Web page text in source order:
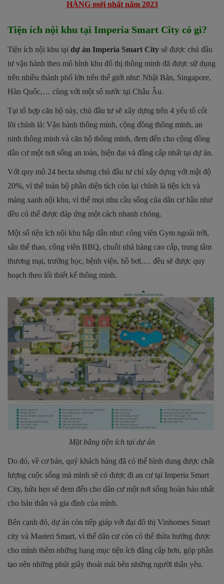
HÀNG mới nhất năm 2023
Tiện ích nội khu tại Imperia Smart City có gì?
Tiện ích nội khu tại dự án Imperia Smart City sẽ được chủ đầu
tư vận hành theo mô hình khu đô thị thông minh đã được sử dụng
trên nhiều thành phố lớn trên thế giới như: Nhật Bản, Singapore,
Hàn Quốc,… cùng với một số nước tại Châu Âu.
Tại tổ hợp căn hộ này, chủ đầu tư sẽ xây dựng trên 4 yếu tố cốt
lõi chính là: Vận hành thông minh, cộng đồng thông minh, an
ninh thông minh và căn hộ thông minh, đem đến cho cộng đồng
dân cư một nơi sống an toàn, hiện đại và đẳng cấp nhất tại dự án.
Với quy mô 24 hecta nhưng chủ đầu tư chỉ xây dựng với mật độ
20%, vì thế toàn bộ phần diện tích còn lại chính là tiện ích và
mảng xanh nội khu, vì thế mọi nhu cầu sống của dân cư hầu như
đều có thể được đáp ứng một cách nhanh chóng.
Một số tiện ích nội khu hấp dẫn như: công viên Gym ngoài trời,
sân thể thao, công viên BBQ, chuỗi nhà hàng cao cấp, trung tâm
thương mại, trường học, bệnh viện, hồ bơi,… đều sẽ được quy
hoạch theo lối thiết kế thông minh.
Mặt bằng tiện ích tại dự án
Do đó, về cơ bản, quý khách hàng đã có thể hình dung được chất
lượng cuộc sống mà mình sẽ có được đi an cư tại Imperia Smart
City, hứa hẹn sẽ đem đến cho dân cư một nơi sống hoàn hảo nhất
cho bản thân và gia đình của mình.
Bên cạnh đó, dự án còn tiếp giáp với đại đô thị Vinhomes Smart
city và Masteri Smart, vì thế dân cư còn có thể thừa hưởng được
cho mình thêm những hạng mục tiện ích đẳng cấp hơn, góp phần
tạo nên những phút giây thoải mái bên những người thân yêu.